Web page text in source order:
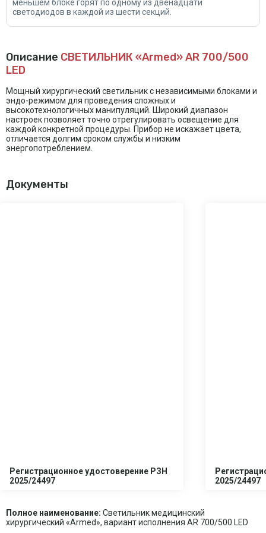
меньшем блоке горят по одному из двенадцати
светодиодов в каждой из шести секций.
Описание СВЕТИЛЬНИК «Armed» AR 700/500
LED
Мощный хирургический светильник с независимыми блоками и
эндо-режимом для проведения сложных и
высокотехнологичных манипуляций. Широкий диапазон
настроек позволяет точно отрегулировать освещение для
каждой конкретной процедуры. Прибор не искажает цвета,
отличается долгим сроком службы и низким
энергопотреблением.
Документы
Регистрационное удостоверение РЗН
2025/24497
2025/24497
Полное наименование: Светильник медицинский
хирургический «Armed», вариант исполнения AR 700/500 LED